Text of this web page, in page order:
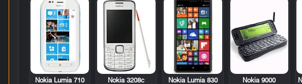
Nokia 9000
Nokia Lumia 830
Nokia 3208c
Nokia Lumia 710